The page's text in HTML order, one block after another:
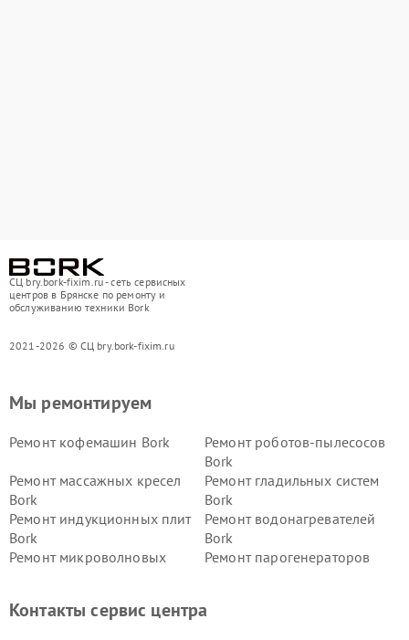
СЦ bry.bork-fixim.ru - сеть сервисных
центров в Брянске по ремонту и
обслуживанию техники Bork
2021-2026 © СЦ bry.bork-fixim.ru
Мы ремонтируем
Ремонт кофемашин Bork
Ремонт роботов-пылесосов
Bork
Ремонт массажных кресел
Bork
Ремонт гладильных систем
Bork
Ремонт индукционных плит
Bork
Ремонт водонагревателей
Bork
Ремонт микроволновых
Ремонт парогенераторов
воздуха Bork
Контакты сервис центра